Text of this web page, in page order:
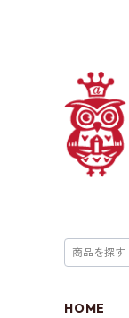
HOME